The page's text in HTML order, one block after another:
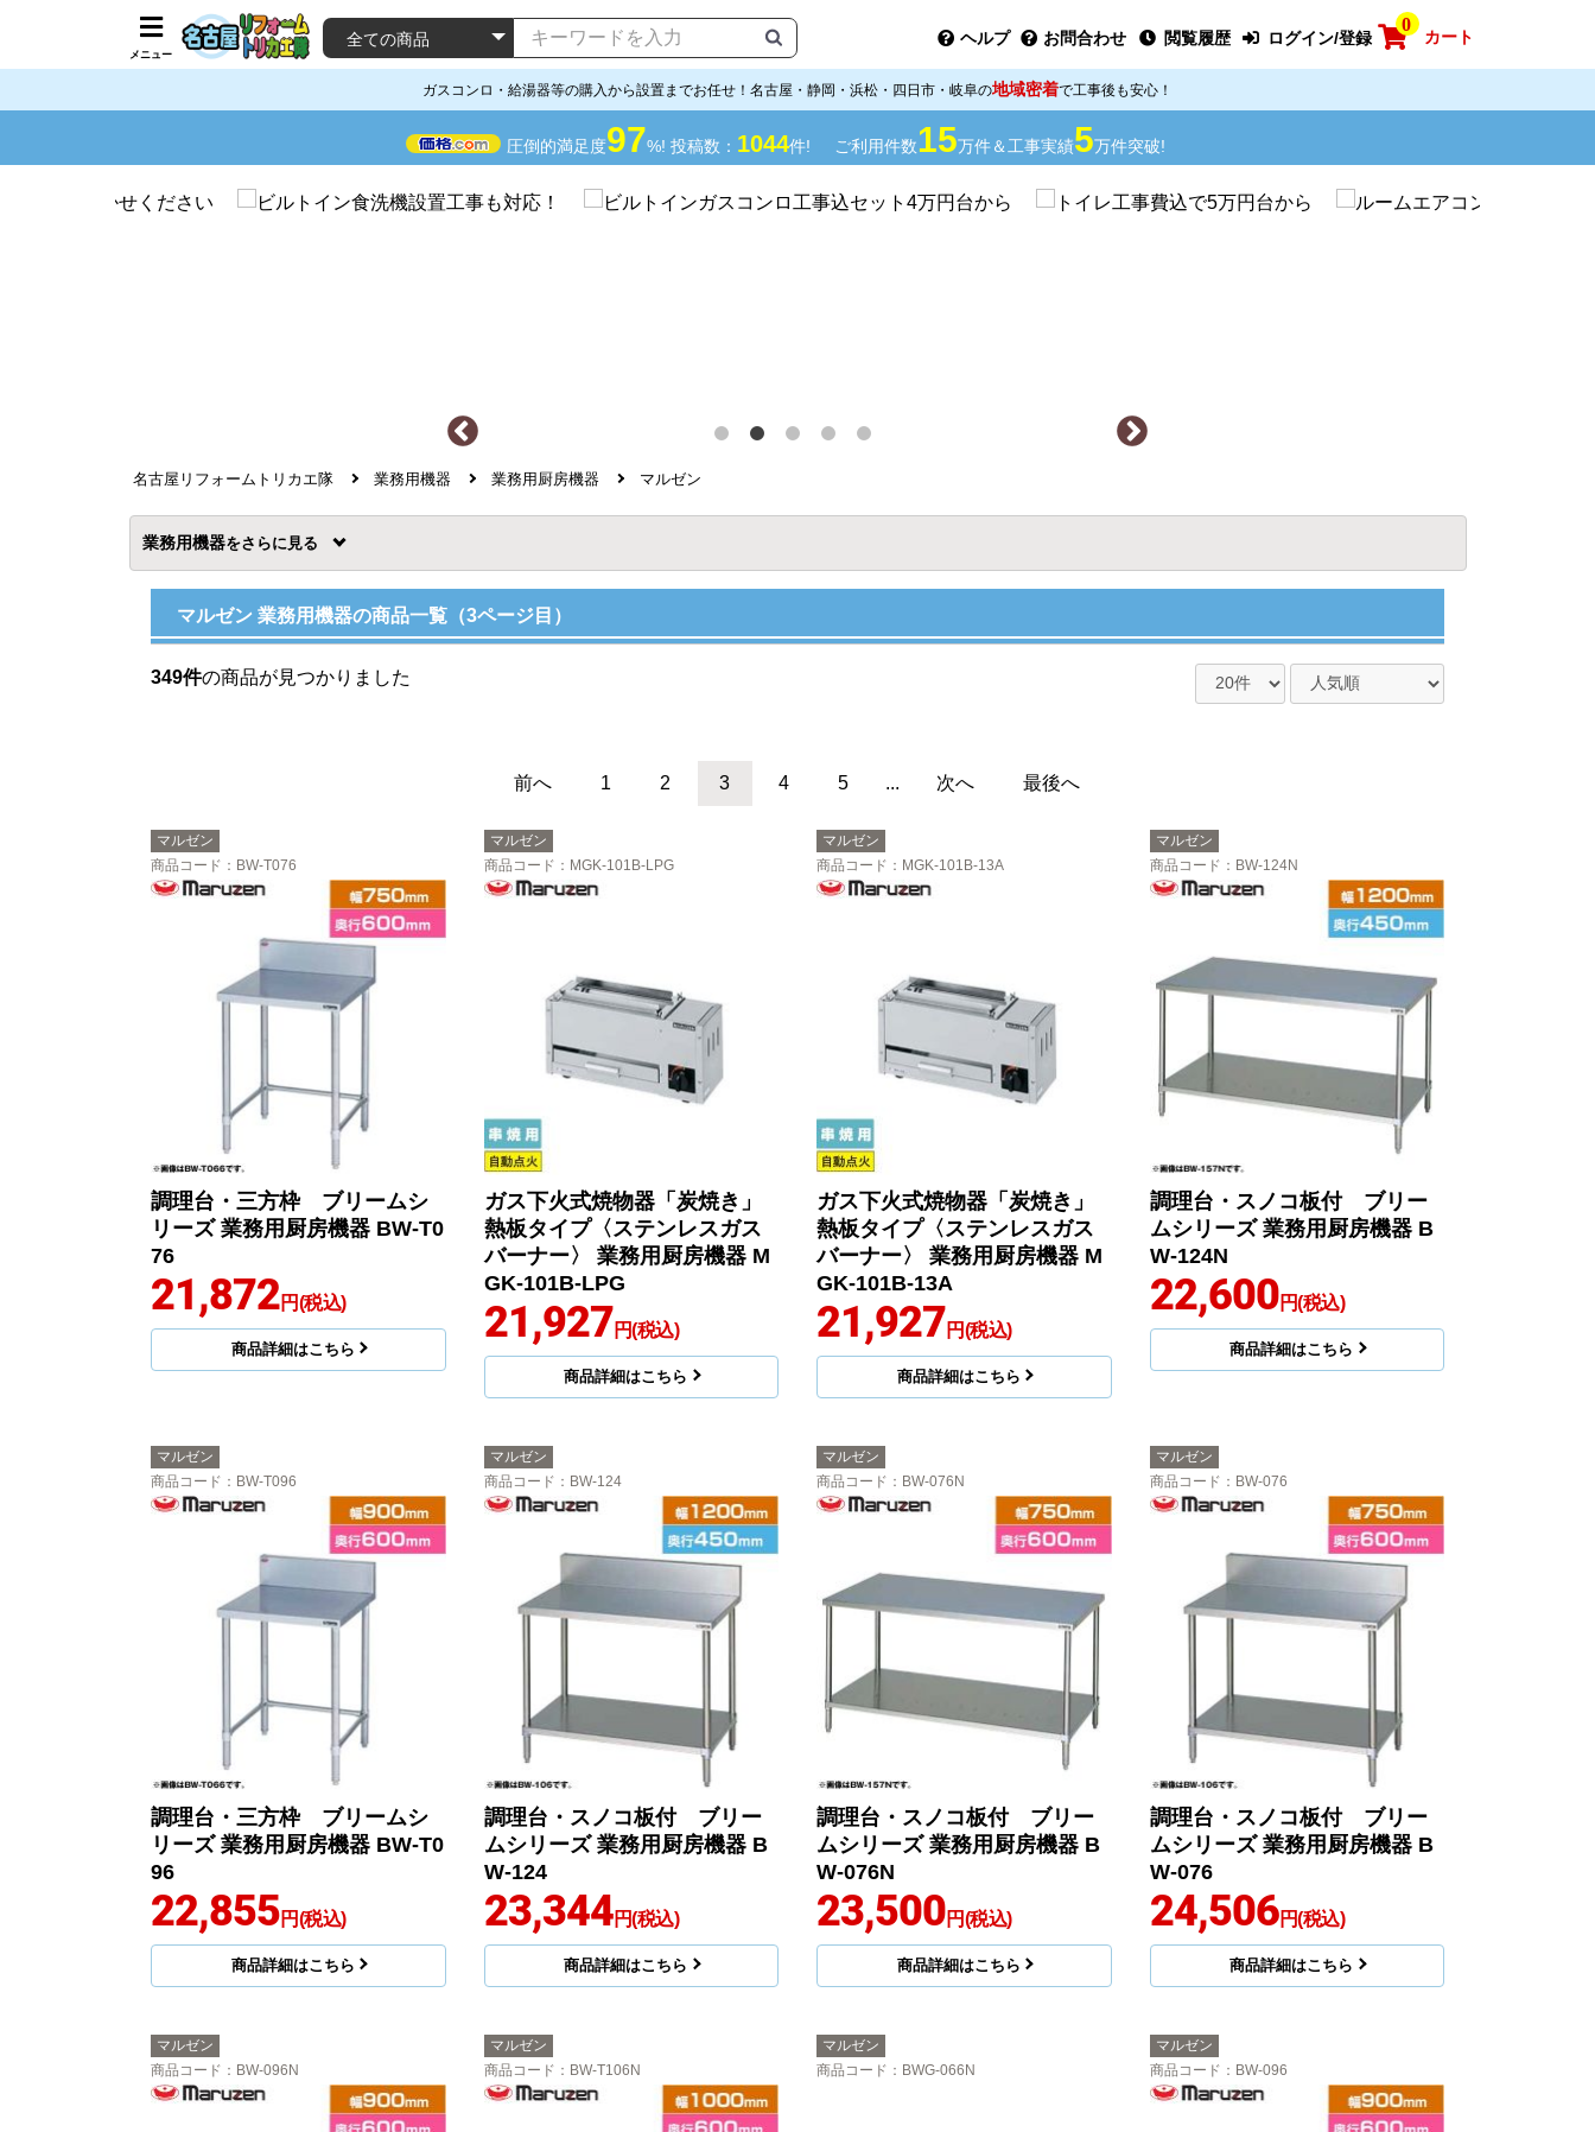
メニュー
ヘルプ お問合わせ 閲覧履歴 ログイン/登録
0
カート
ガスコンロ・給湯器等の購入から設置までお任せ！名古屋・静岡・浜松・四日市・岐阜の地域密着で工事後も安心！
圧倒的満足度97%! 投稿数： 1044件! ご利用件数15万件＆工事実績5万件突破!
名古屋リフォームトリカエ隊 業務用機器 業務用厨房機器 マルゼン
業務用機器を
マルゼン 業務用機器の商品一覧（3ページ目）
349件の商品が見つかりました
前へ 1 2 3 4 5 ... 次へ 最後へ
マルゼン
商品コード ：BW-T076
調理台・三方枠 ブリームシ
リーズ 業務用厨房機器 BW-T0
76
21,872円(税込)
商品詳細はこちら
マルゼン
商品コード ：MGK-101B-LPG
ガス下火式焼物器「炭焼き」
熱板タイプ〈ステンレスガス
バーナー〉 業務用厨房機器 M
GK-101B-LPG
21,927 円(税込)
商品詳細はこちら
マルゼン
商品コード ：MGK-101B-13A
ガス下火式焼物器「炭焼き」
熱板タイプ〈ステンレスガス
バーナー〉 業務用厨房機器 M
GK-101B-13A
21,927円(税込)
商品詳細はこちら
マルゼン
商品コード ：BW-124N
調理台・スノコ板付 ブリー
ムシリーズ 業務用厨房機器 B
W-124N
22,600円(税込)
商品詳細はこちら
マルゼン
商品コード ：BW-T096
調理台・三方枠 ブリームシ
リーズ 業務用厨房機器 BW-T0
96
22,855円(税込)
商品詳細はこちら
マルゼン
商品コード ：BW-124
調理台・スノコ板付 ブリー
ムシリーズ 業務用厨房機器 B
W-124
23,344円(税込)
商品詳細はこちら
マルゼン
商品コード ：BW-076N
調理台・スノコ板付 ブリー
ムシリーズ 業務用厨房機器 B
W-076N
23,500円(税込)
商品詳細はこちら
マルゼン
商品コード ：BW-076
調理台・スノコ板付 ブリー
ムシリーズ 業務用厨房機器 B
W-076
24,506円(税込)
商品詳細はこちら
マルゼン
商品コード ：BW-096N
マルゼン
商品コード ：BW-T106N
マルゼン
商品コード ：BWG-066N
マルゼン
商品コード ：BW-096